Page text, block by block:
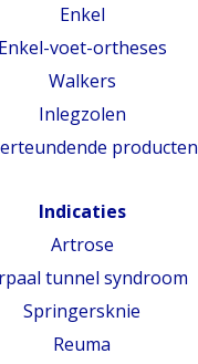
Enkel
Enkel-voet-ortheses
Walkers
Inlegzolen
producten
Indicaties
Artrose
tunnel syndroom
Springersknie
Reuma